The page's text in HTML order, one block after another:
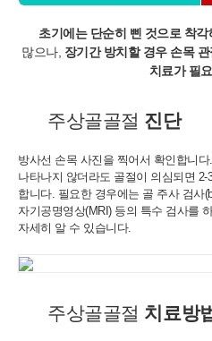
초기에는 단순히 삔 것으로 착각
많으나, 장기간 방치할 경우 손목
치료가 필요
주상골골절 진단
방사선 손목 사진을 찍어서 확인합니
나타나지 않더라도 골절이 의심되면
합니다. 필요한 경우에는 골 주사 검사
자기공명영상(MRI) 등의 특수 검사를
자세히 알 수 있습니다.
주상골골절 치료방